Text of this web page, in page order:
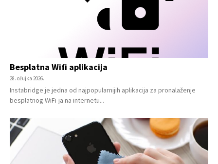
Besplatna Wifi aplikacija
28. ožujka 2026.
Instabridge je jedna od najpopularnijih aplikacija za pronalaženje
besplatnog WiFi-ja na internetu...